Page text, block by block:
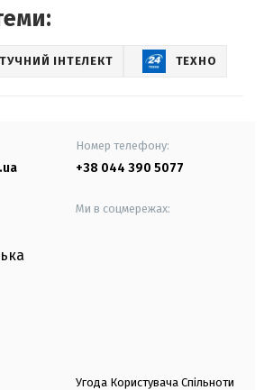
ІНТЕЛЕКТ ТЕХНО
Номер телефону:
+38 044 390 5077
Ми в соцмережах:
Угода Користувача Спільноти